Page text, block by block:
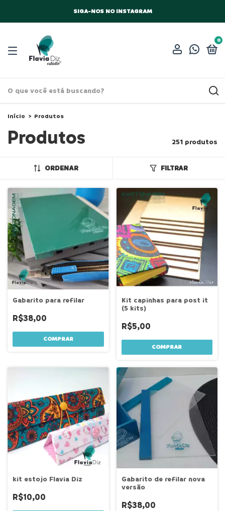
SIGA-NOS NO INSTAGRAM
0
Início > Produtos
Produtos 251 produtos
ORDENAR FILTRAR
Gabarito para refilar
R$38,00
COMPRAR
Kit capinhas para post it
(5 kits)
R$5,00
kit estojo Flavia Diz
R$10,00
Gabarito de refilar nova
versão
R$38,00